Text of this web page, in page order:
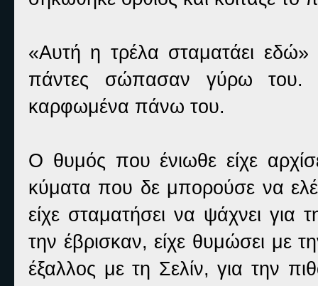
«Αυτή η τρέλα σταματάει
πάντες σώπασαν γύρω του.
καρφωμένα πάνω του.
Ο θυμός που ένιωθε είχε
κύματα που δε μπορούσε να
είχε σταματήσει να ψάχνει για
την έβρισκαν, είχε θυμώσει με
έξαλλος με τη Σελίν, για την